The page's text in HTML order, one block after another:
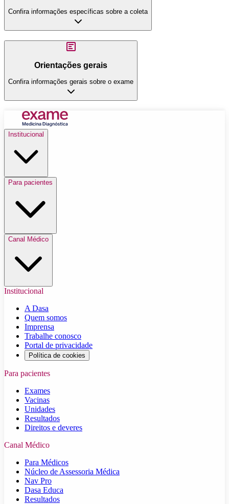
Confira informações específicas sobre a coleta
Orientações gerais
Confira informações gerais sobre o exame
Institucional
Para pacientes
Canal Médico
Institucional
A Dasa
Quem somos
Imprensa
Trabalhe conosco
Portal de privacidade
Política de cookies
Para pacientes
Exames
Vacinas
Unidades
Resultados
Direitos e deveres
Canal Médico
Para Médicos
Núcleo de Assessoria Médica
Nav Pro
Dasa Educa
Resultados